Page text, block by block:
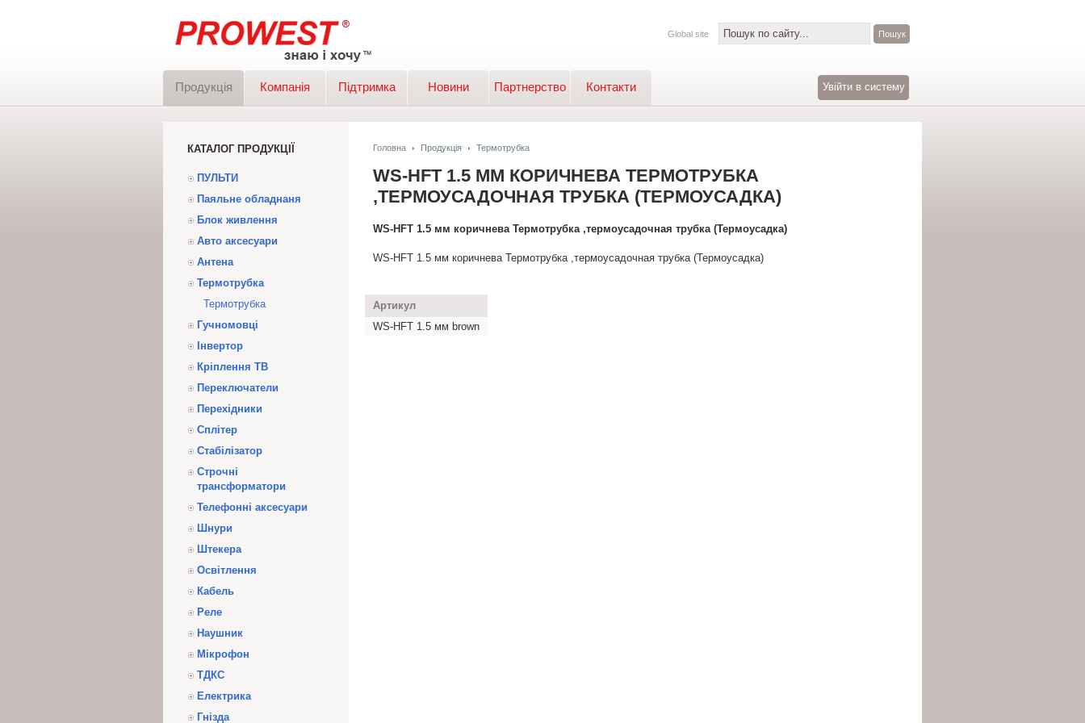
Global site
Продукція Компанія Підтримка Новини Партнерство Контакти Увійти в систему
КАТАЛОГ ПРОДУКЦІЇ
ПУЛЬТИ
Паяльне обладнаня
Блок живлення
Авто аксесуари
Антена
Термотрубка
Термотрубка
Гучномовці
Інвертор
Кріплення ТВ
Переключатели
Перехідники
Сплітер
Стабілізатор
Строчні
трансформатори
Телефонні аксесуари
Шнури
Штекера
Освітлення
Кабель
Реле
Наушник
Мікрофон
ТДКС
Електрика
Гнізда
Головна Продукція Термотрубка
WS-HFT 1.5 ММ КОРИЧНЕВА ТЕРМОТРУБКА
,ТЕРМОУСАДОЧНАЯ ТРУБКА (ТЕРМОУСАДКА)
WS-HFT 1.5 мм коричнева Термотрубка ,термоусадочная трубка (Термоусадка)
WS-HFT 1.5 мм коричнева Термотрубка ,термоусадочная трубка (Термоусадка)
Артикул
WS-HFT 1.5 мм brown